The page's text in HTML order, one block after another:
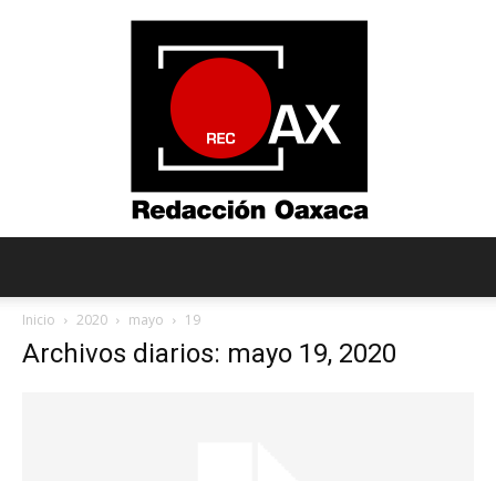
Inicio 2020 mayo 19
Archivos diarios: mayo 19, 2020